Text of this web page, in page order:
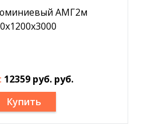
АМГ2м
12359 руб. руб.
Купить